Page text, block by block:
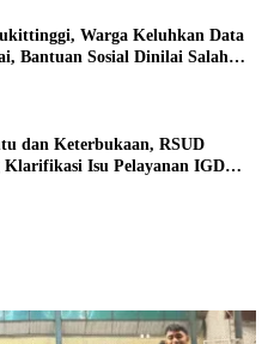
Warga Keluhkan Data
Bantuan Sosial Dinilai Salah
dan Keterbukaan, RSUD
Klarifikasi Isu Pelayanan IGD